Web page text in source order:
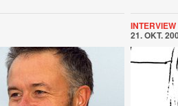
INTERVIEW
21. OKT.